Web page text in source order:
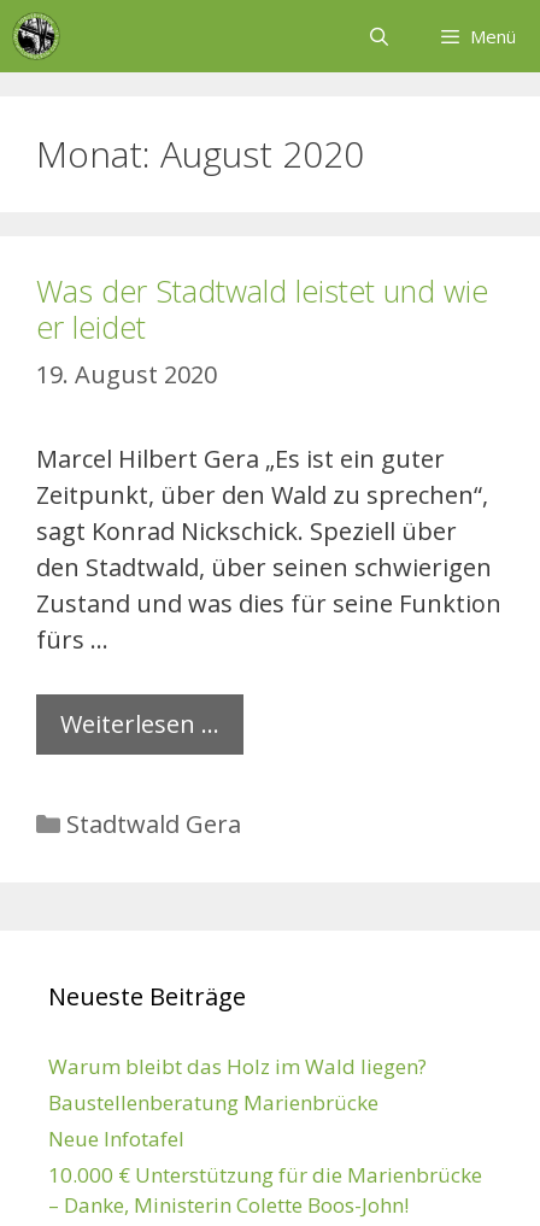
Zum
Inhalt
Menü
Monat: August 2020
Was der Stadtwald leistet und wie
er leidet
19. August 2020
Marcel Hilbert Gera „Es ist ein guter
Zeitpunkt, über den Wald zu sprechen“,
sagt Konrad Nickschick. Speziell über
den Stadtwald, über seinen schwierigen
Zustand und was dies für seine Funktion
fürs …
Weiterlesen …
Kategorien
Stadtwald Gera
Neueste Beiträge
Warum bleibt das Holz im Wald liegen?
Baustellenberatung Marienbrücke
Neue Infotafel
10.000 € Unterstützung für die Marienbrücke
– Danke, Ministerin Colette Boos-John!